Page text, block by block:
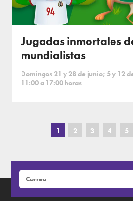
Jugadas inmortales
mundialistas
Domingos 21 y 28 de junio; 5 y 12
11:00 a 17:00 horas
1 2 3 4 5